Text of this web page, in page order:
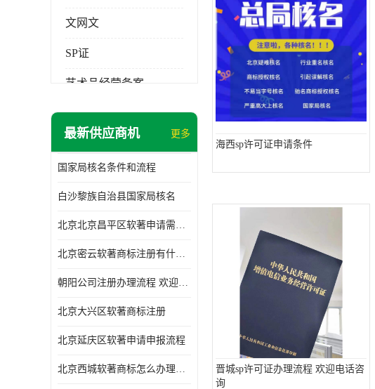
文网文
SP证
艺术品经营备案
最新供应商机 更多
国家局核名条件和流程
白沙黎族自治县国家局核名
北京北京昌平区软著申请需要什么条件 软件著作权 欢迎电话咨询
北京密云软著商标注册有什么要求 软件著作权 欢迎电话咨询
朝阳公司注册办理流程 欢迎电话咨询
北京大兴区软著商标注册
北京延庆区软著申请申报流程
北京西城软著商标怎么办理流程 欢迎电话咨询
海西sp许可证申请条件
晋城sp许可证办理流程 欢迎电话咨
询